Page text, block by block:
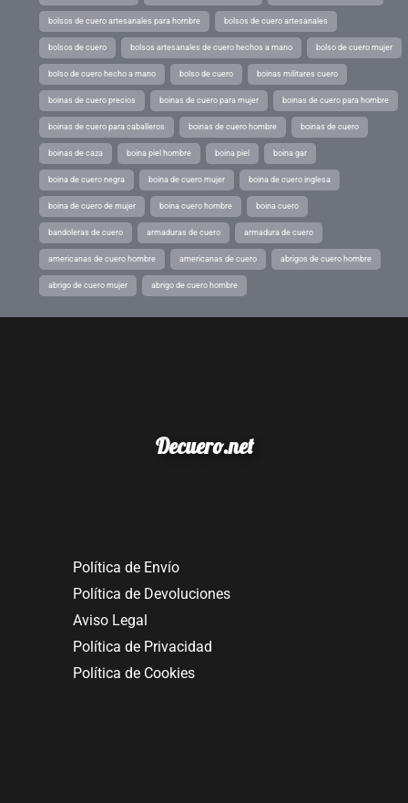
bolsos de cuero artesanales para hombre bolsos de cuero artesanales
bolsos de cuero bolsos artesanales de cuero hechos a mano bolso de cuero mujer
bolso de cuero hecho a mano bolso de cuero boinas militares cuero
boinas de cuero precios boinas de cuero para mujer boinas de cuero para hombre
boinas de cuero para caballeros boinas de cuero hombre boinas de cuero
boinas de caza boina piel hombre boina piel boina gar
boina de cuero negra boina de cuero mujer boina de cuero inglesa
boina de cuero de mujer boina cuero hombre boina cuero
bandoleras de cuero armaduras de cuero armadura de cuero
americanas de cuero hombre americanas de cuero abrigos de cuero hombre
abrigo de cuero mujer abrigo de cuero hombre
Decuero.net
Política de Envío
Política de Devoluciones
Aviso Legal
Política de Privacidad
Política de Cookies